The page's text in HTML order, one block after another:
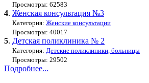
Просмотры: 62583
4. Женская консультация №3
Категория: Женские консультации
Просмотры: 40017
5. Детская поликлиника № 2
Категория: Детские поликлиники, больницы
Просмотры: 29502
Подробнее...